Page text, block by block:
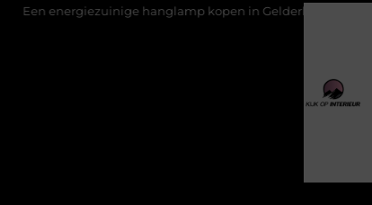
hanglamp kopen in Gelderland Slim toezicht voor